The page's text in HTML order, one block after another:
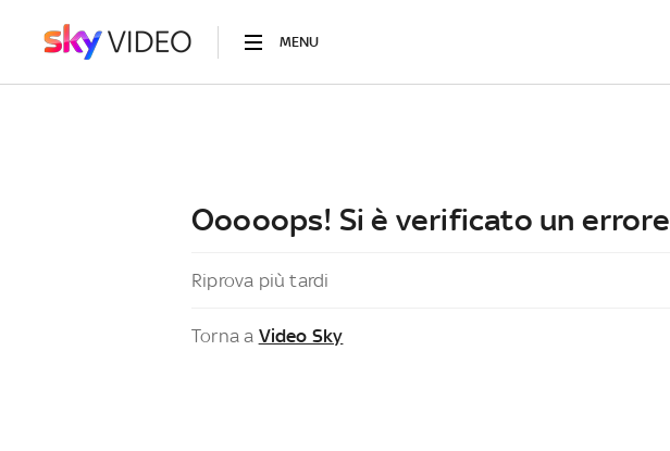
MENU
Ooooops! Si è verificato un errore
Riprova più tardi
Torna a Video Sky